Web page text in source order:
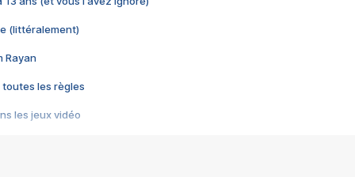
(littéralement)
Rayan
toutes les règles
les jeux vidéo